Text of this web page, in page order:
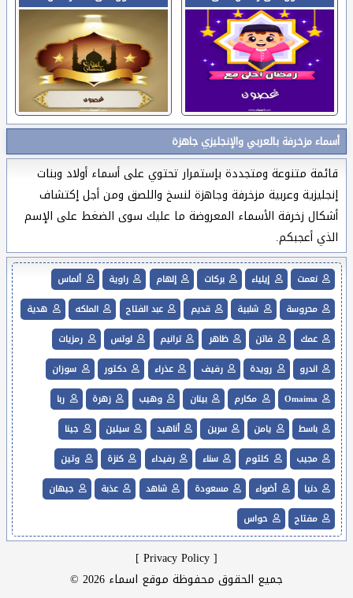
أسماء مزخرفة بالعربي والإنجليزي جاهزة
قائمة متنوعة ومتجددة بإستمرار تحتوي على أسماء أولاد وبنات
إنجليزية وعربية مزخرفة وجاهزة لنسخ واللصق ومن أجل إكتشاف
أشكال زخرفة الأسماء المعروضة ما عليك سوى الضغط على الإسم
الذي أعجبكم.
نعمت إيلياء بركات إلهام راوية
ألماس
محروسة
شلبية قديم عبد الفتاح الملكه
هدية
عمك
فاتن ظاهر ترانيم لوتس
رمزيات
اندرو
رويدة رفيف عذراء دكتور
سوزان
Omaima
مكارم بينان وهيب زهرة
ربا
باسط
يامن سرين أناهيد سيلين
جينا
مجيب
كلتوم سناء رفيداء كنزة
وتين
دنيا
أضواء مسعودة شاهد عذبة
جيهان
مفتاح
حواس
[
Privacy Policy
]
جميع الحقوق محفوظة موقع اسماء 2026 ©